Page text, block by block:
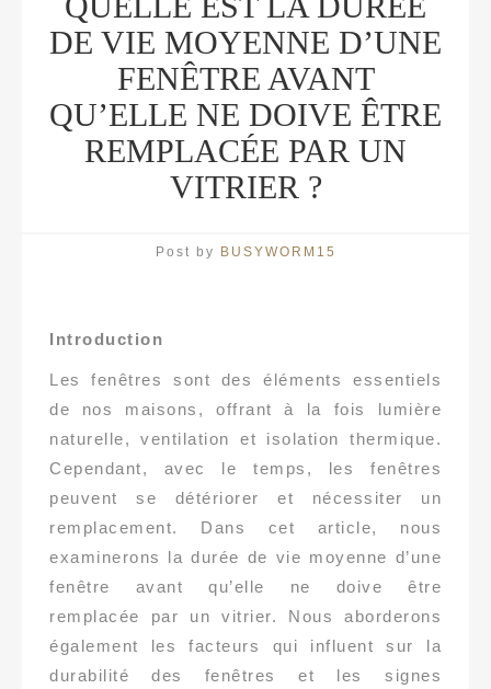
DE VIE MOYENNE D’UNE
FENÊTRE AVANT
QU’ELLE NE DOIVE ÊTRE
REMPLACÉE PAR UN
VITRIER ?
Post by BUSYWORM15
Introduction
Les fenêtres sont des éléments essentiels
de nos maisons, offrant à la fois lumière
naturelle, ventilation et isolation thermique.
Cependant, avec le temps, les fenêtres
peuvent se détériorer et nécessiter un
remplacement. Dans cet article, nous
examinerons la durée de vie moyenne d’une
fenêtre avant qu’elle ne doive être
remplacée par un vitrier. Nous aborderons
également les facteurs qui influent sur la
durabilité des fenêtres et les signes